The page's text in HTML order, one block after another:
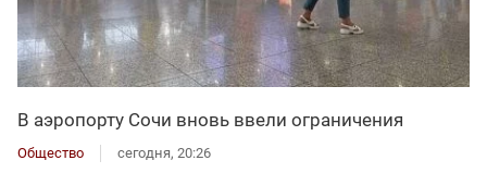
В аэропорту Сочи вновь ввели ограничения
Общество сегодня, 20:26